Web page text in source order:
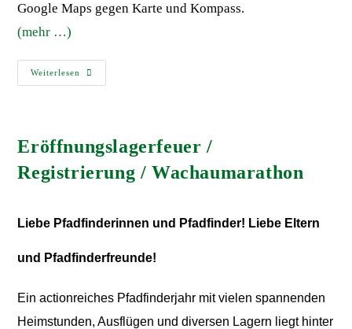
Google Maps gegen Karte und Kompass.
(mehr …)
Weiterlesen
Eröffnungslagerfeuer /
Registrierung / Wachaumarathon
Liebe Pfadfinderinnen und Pfadfinder! Liebe Eltern
und Pfadfinderfreunde!
Ein actionreiches Pfadfinderjahr mit vielen spannenden
Heimstunden, Ausflügen und diversen Lagern liegt hinter